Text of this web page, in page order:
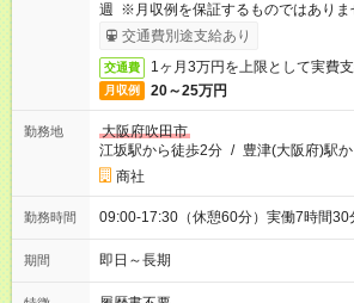
週 ※月収例を保証するものではありま
交通費別途支給あり
交通費 1ヶ月3万円を上限として実費
月収例 20～25万円
勤務地
大阪府吹田市
江坂駅から徒歩2分 / 豊津(大阪府)駅
商社
勤務時間 09:00-17:30（休憩60分）実働7時間30
期間 即日～長期